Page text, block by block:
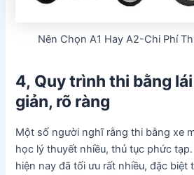
Nên Chọn A1 Hay A2-Chi Phí
4, Quy trình thi bằng
giản, rõ ràng
Một số người nghĩ rằng thi bằng xe
học lý thuyết nhiều, thủ tục phức
hiện nay đã tối ưu rất nhiều, đặc biệt